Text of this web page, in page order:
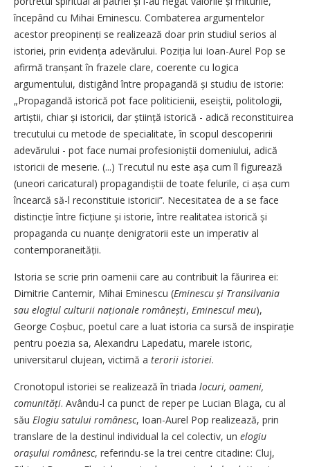
începând cu Mihai Eminescu. Combaterea argumentelor
acestor preopinenți se realizează doar prin studiul serios al
istoriei, prin evidența adevărului. Poziția lui Ioan-Aurel Pop se
afirmă tranșant în frazele clare, coerente cu logica
argumentului, distigând între propagandă și studiu de istorie:
„Propagandă istorică pot face politicienii, eseiștii, politologii,
artiștii, chiar și istoricii, dar știință istorică - adică reconstituirea
trecutului cu metode de specialitate, în scopul descoperirii
adevărului - pot face numai profe­sioniștii domeniului, adică
istoricii de meserie. (...) Trecutul nu este așa cum îl figurează
(uneori caricatural) propagandiștii de toate felurile, ci așa cum
încearcă să-l reconstituie istoricii”. Necesitatea de a se face
distincție între ficțiune și istorie, între realitatea istorică și
propaganda cu nuanțe denigratorii este un imperativ al
contemporaneității.
Istoria se scrie prin oamenii care au contribuit la făurirea ei:
Dimitrie Cantemir, Mihai Eminescu (Eminescu și Transilvania
sau elogiul culturii naționale românești, Eminescul meu),
George Coșbuc, poetul care a luat istoria ca sursă de inspirație
pentru poezia sa, Alexandru Lapedatu, marele istoric,
universitarul clujean, victimă a terorii istoriei.
Cronotopul istoriei se realizează în triada locuri, oameni,
comunități. Avându-l ca punct de reper pe Lucian Blaga, cu al
său Elogiu satului românesc, Ioan-Aurel Pop realizează, prin
translare de la destinul individual la cel colectiv, un elogiu
orașului românesc, referindu-se la trei centre citadine: Cluj,